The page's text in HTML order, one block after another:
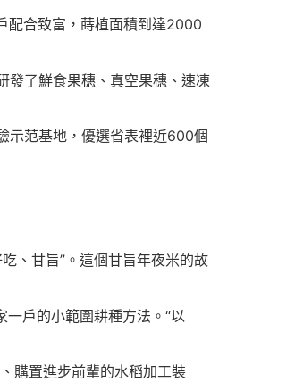
配合致富，蒔植面積到達2000
發了鮮食果穗、真空果穗、速凍
示范基地，優選省表裡近600個
、甘旨”。這個甘旨年夜米的故
戶的小範圍耕種方法。“以
購置進步前輩的水稻加工裝